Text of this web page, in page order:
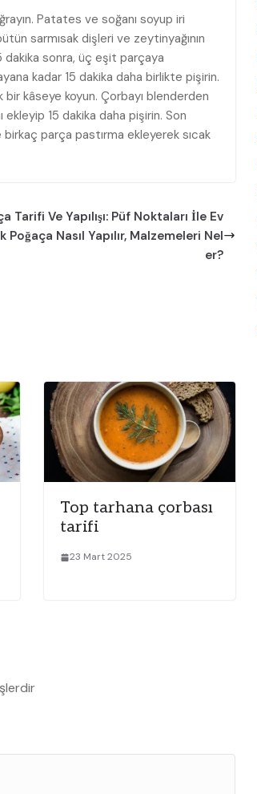
Patates ve soğanı soyup iri
sarmısak dişleri ve zeytinyağının
dakika sonra, üç eşit parçaya
kadar 15 dakika daha birlikte pişirin.
kâseye koyun. Çorbayı blenderden
15 dakika daha pişirin. Son
parça pastırma ekleyerek sıcak
Tarifi Ve Yapılışı: Püf Noktaları İle Ev
Poğaça Nasıl Yapılır, Malzemeleri Nel
er?
Top tarhana çorbası
tarifi
23 Mart 2025